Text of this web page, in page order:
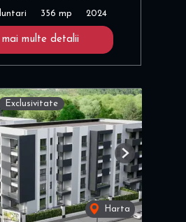
356 mp 2024
mai multe detalii
Exclusivitate
Harta
Next